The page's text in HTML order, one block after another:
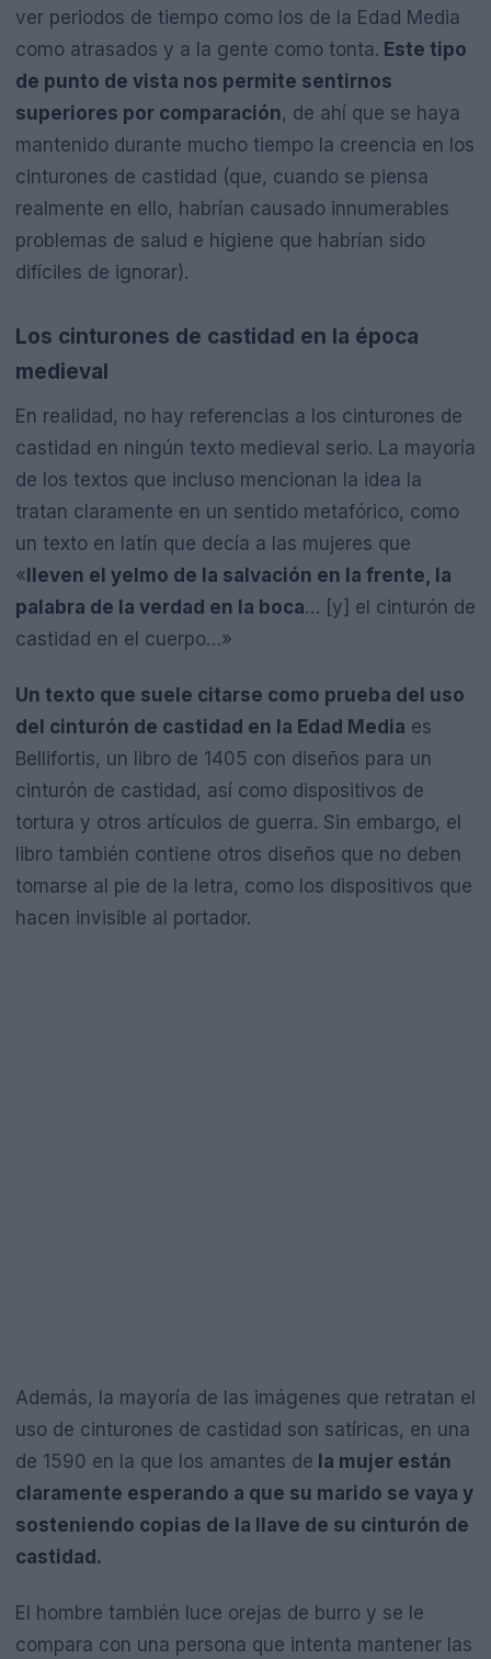
ver periodos de tiempo como los de la Edad Media
como atrasados y a la gente como tonta. Este tipo
de punto de vista nos permite sentirnos
superiores por comparación, de ahí que se haya
mantenido durante mucho tiempo la creencia en los
cinturones de castidad (que, cuando se piensa
realmente en ello, habrían causado innumerables
problemas de salud e higiene que habrían sido
difíciles de ignorar).
Los cinturones de castidad en la época
medieval
En realidad, no hay referencias a los cinturones de
castidad en ningún texto medieval serio. La mayoría
de los textos que incluso mencionan la idea la
tratan claramente en un sentido metafórico, como
un texto en latín que decía a las mujeres que
« lleven el yelmo de la salvación en la frente, la
palabra de la verdad en la boca… [y] el cinturón de
castidad en el cuerpo…»
Un texto que suele citarse como prueba del uso
del cinturón de castidad en la Edad Media es
Bellifortis, un libro de 1405 con diseños para un
cinturón de castidad, así como dispositivos de
tortura y otros artículos de guerra. Sin embargo, el
libro también contiene otros diseños que no deben
tomarse al pie de la letra, como los dispositivos que
hacen invisible al portador.
Además, la mayoría de las imágenes que retratan el
uso de cinturones de castidad son satíricas, en una
de 1590 en la que los amantes de la mujer están
claramente esperando a que su marido se vaya y
sosteniendo copias de la llave de su cinturón de
castidad.
El hombre también luce orejas de burro y se le
compara con una persona que intenta mantener las